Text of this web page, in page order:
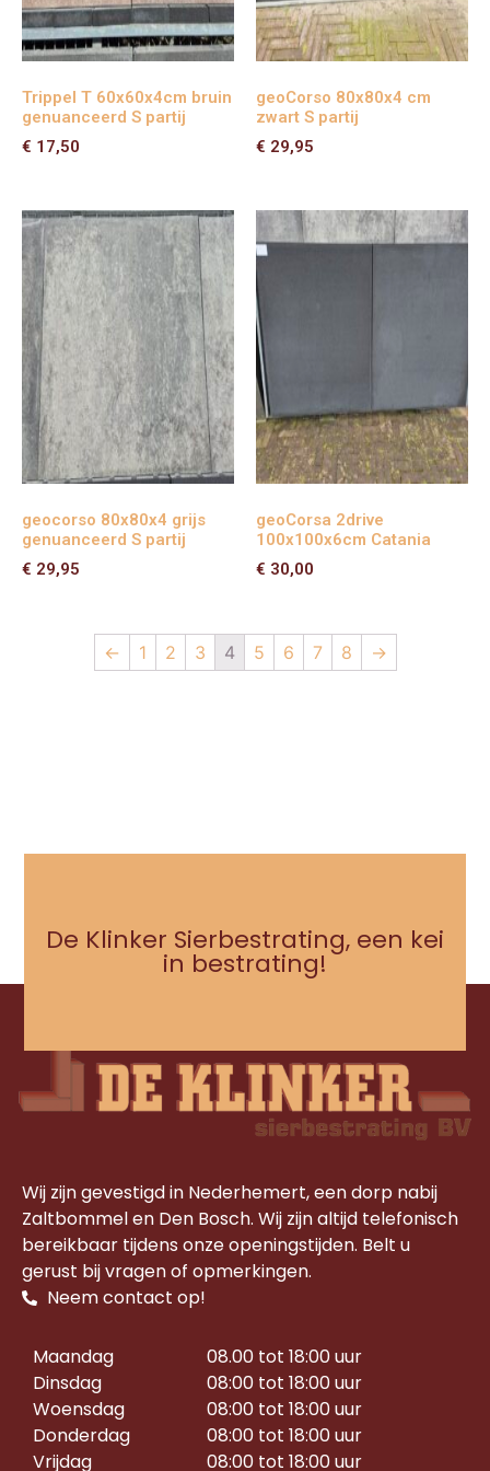
Trippel T 60x60x4cm bruin
genuanceerd S partij
€ 17,50
geoCorso 80x80x4 cm
zwart S partij
€ 29,95
geocorso 80x80x4 grijs
genuanceerd S partij
€ 29,95
geoCorsa 2drive
100x100x6cm Catania
€ 30,00
← 1 2 3 4 5 6 7 8 →
De Klinker Sierbestrating, een kei
in bestrating!
Wij zijn gevestigd in Nederhemert, een dorp nabij
Zaltbommel en Den Bosch. Wij zijn altijd telefonisch
bereikbaar tijdens onze openingstijden. Belt u
gerust bij vragen of opmerkingen.
Neem contact op!
Maandag
Dinsdag
Woensdag
Donderdag
Vrijdag
08.00 tot 18:00 uur
08:00 tot 18:00 uur
08:00 tot 18:00 uur
08:00 tot 18:00 uur
08:00 tot 18:00 uur